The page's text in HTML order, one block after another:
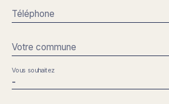
Téléphone
Votre commune
-
Vous souhaitez